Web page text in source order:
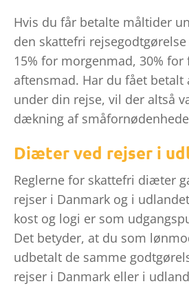
Hvis du får betalte måltider
den skattefri
15% for morgenmad, 30%
aftensmad. Har du fået
under din rejse, vil der altså
dækning af
Diæter ved rejser i
Reglerne for skattefri diæter
rejser i Danmark og i
kost og logi er som
Det betyder, at du som
udbetalt de samme
rejser i Danmark eller i